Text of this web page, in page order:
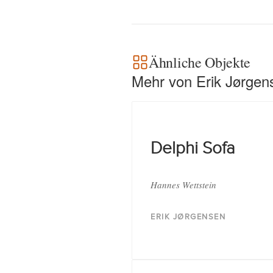
Ähnliche Objekte
Mehr von Erik
Delphi Sofa
Hannes Wettstein
ERIK JØRGENSEN